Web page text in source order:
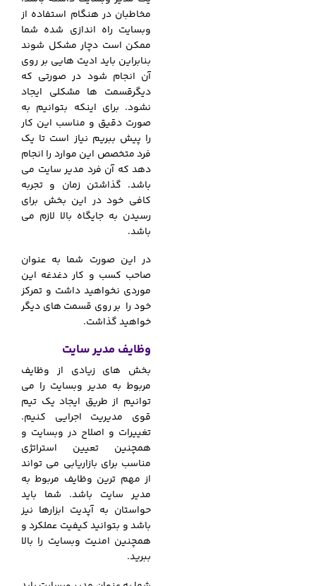
مخاطبان در هنگام استفاده از
وبسایت راه اندازی شده شما
ممکن است دچار مشکل شوند
بنابراین باید ادیت هایی بر روی
آن انجام شود در صورتی که
دیگرقسمت ها مشکلی ایجاد
نشود. برای اینکه بتوانیم به
صورت دقیق و مناسب این کار
را پیش ببریم نیاز است تا یک
فرد متخصص این موارد را انجام
دهد که آن فرد مدیر سایت می
باشد. گذاشتن زمان و تجربه
کافی خود در این بخش برای
رسیدن به جایگاه بالا لازم می
باشد.
در این صورت شما به عنوان
صاحب کسب و کار دغدغه این
موردی نخواهید داشت و تمرکز
خود را بر روی قسمت های دیگر
خواهید گذاشت.
وظایف مدیر سایت
بخش های زیادی از وظایف
مربوط به مدیر وبسایت را می
توانیم از طریق ایجاد یک تیم
قوی مدیریت اجرایی کنیم.
تغییرات و اصلاح در وبسایت و
همچنین تعیین استراتژی
مناسب برای بازاریابی می تواند
از مهم ترین وظایف مربوط به
مدیر سایت باشد. شما باید
حواستان به آپدیت ابزارها نیز
باشد و بتوانید کیفیت عملکرد و
همچنین امنیت وبسایت را بالا
ببرید.